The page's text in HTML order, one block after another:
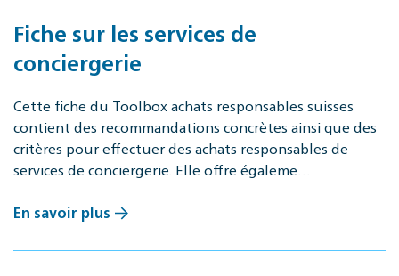
Fiche sur les services de
conciergerie
Cette fiche du Toolbox achats responsables suisses
contient des recommandations concrètes ainsi que des
critères pour effectuer des achats responsables de
services de conciergerie. Elle offre égaleme…
En savoir plus